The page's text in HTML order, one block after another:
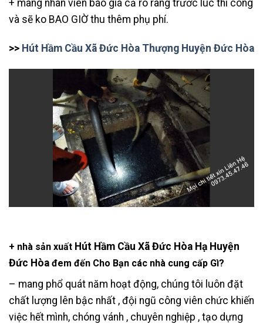
+ mang nhân viên báo giá cả rõ ràng trước lúc thi công
và sẽ ko BAO GIỜ thu thêm phụ phí.
>> Hút Hầm Cầu Xã Đức Hòa Thượng Huyện Đức Hòa
+ nhà sản xuất Hút Hầm Cầu Xã Đức Hòa Hạ Huyện
Đức Hòa đem đến Cho Bạn các nhà cung cấp Gì?
– mang phổ quát năm hoạt động, chúng tôi luôn đặt
chất lượng lên bậc nhất , đội ngũ công viên chức khiến
việc hết mình, chóng vánh , chuyên nghiệp , tạo dựng